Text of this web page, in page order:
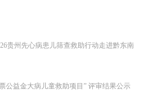
贵州先心病患儿筛查救助行动走进黔东南
公益金大病儿童救助项目” 评审结果公示